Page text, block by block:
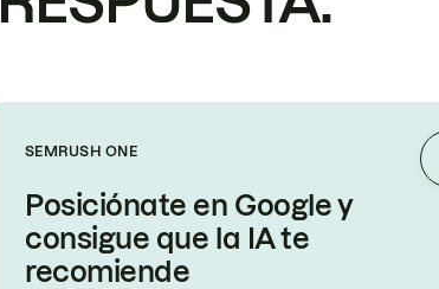
SEMRUSH ONE
Posiciónate en Google y
consigue que la IA te
recomiende